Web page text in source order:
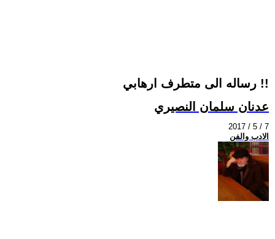
رساله الى متطرف ارهابي !!
عدنان سلمان النصيري
2017 / 5 / 7
الادب والفن